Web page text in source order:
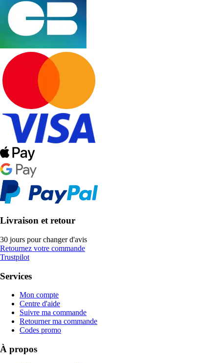
Livraison et retour
30 jours pour changer d'avis
Retournez votre commande
Trustpilot
Services
Mon compte
Centre d'aide
Suivre ma commande
Retourner ma commande
Codes promo
À propos